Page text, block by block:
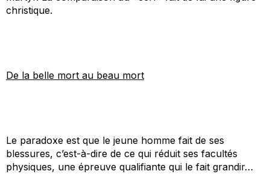
christique.
De la belle mort au beau mort
Le paradoxe est que le jeune homme fait de ses
blessures, c’est-à-dire de ce qui réduit ses facultés
physiques, une épreuve qualifiante qui le fait grandir…